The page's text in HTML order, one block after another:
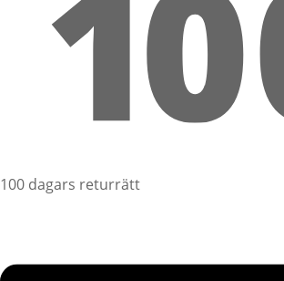
100 dagars returrätt